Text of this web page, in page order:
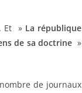
Et » La république
de sa doctrine »
de journaux